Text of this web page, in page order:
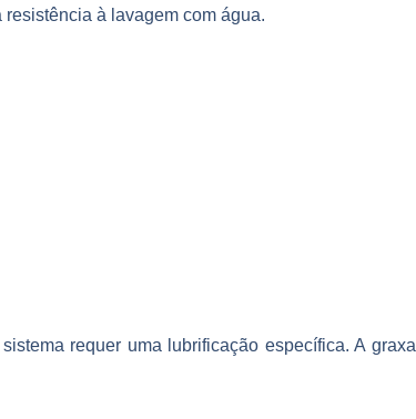
à lavagem com água.
requer uma lubrificação específica. A graxa